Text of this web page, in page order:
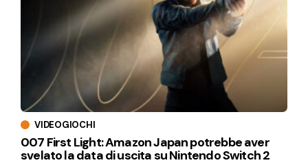
VIDEOGIOCHI
007 First Light: Amazon Japan potrebbe aver
svelato la data di uscita su Nintendo Switch 2